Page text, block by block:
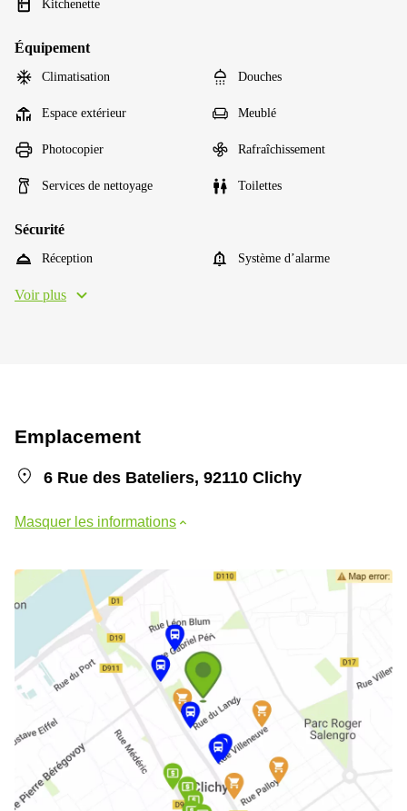
Kitchenette
Équipement
Climatisation Douches
Espace extérieur Meublé
Photocopier Rafraîchissement
Services de nettoyage Toilettes
Sécurité
Réception Système d’alarme
Voir plus
Emplacement
6 Rue des Bateliers, 92110 Clichy
Masquer les informations